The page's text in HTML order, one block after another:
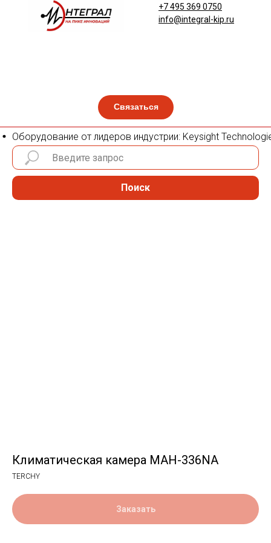
Связаться
+7 495 369 0750
info@integral-kip.ru
Оборудование от лидеров индустрии: Keysight
Поиск
Климатическая камера MAH-336NA
TERCHY
Заказать